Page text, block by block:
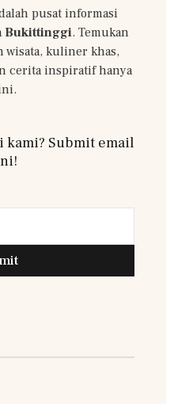
pusat informasi
Bukittinggi. Temukan
kuliner khas,
cerita inspiratif hanya
kami? Submit email